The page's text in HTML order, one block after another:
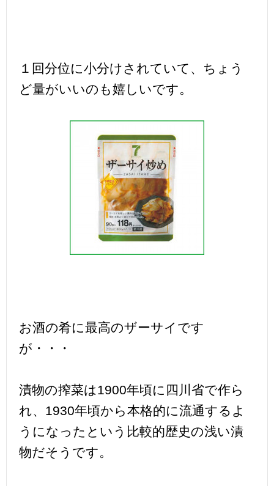
１回分位に小分けされていて、ちょう
ど量がいいのも嬉しいです。
お酒の肴に最高のザーサイです
が・・・
漬物の搾菜は1900年頃に四川省で作ら
れ、1930年頃から本格的に流通するよ
うになったという比較的歴史の浅い漬
物だそうです。